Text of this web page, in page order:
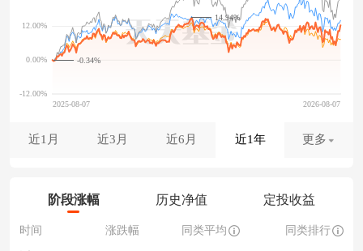
-0.34%
14.94%
近1月 近3月 近6月 近1年 更多
阶段涨幅 历史净值 定投收益
时间 涨跌幅 同类平均 同类排行